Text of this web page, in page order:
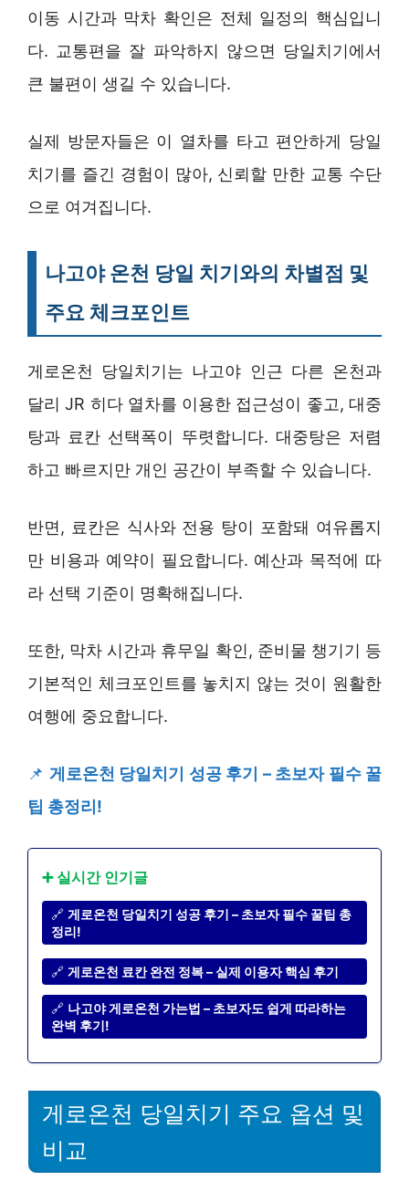
이동 시간과 막차 확인은 전체 일정의 핵심입니
다. 교통편을 잘 파악하지 않으면 당일치기에서
큰 불편이 생길 수 있습니다.
실제 방문자들은 이 열차를 타고 편안하게 당일
치기를 즐긴 경험이 많아, 신뢰할 만한 교통 수단
으로 여겨집니다.
나고야 온천 당일 치기와의 차별점 및
주요 체크포인트
게로온천 당일치기는 나고야 인근 다른 온천과
달리 JR 히다 열차를 이용한 접근성이 좋고, 대중
탕과 료칸 선택폭이 뚜렷합니다. 대중탕은 저렴
하고 빠르지만 개인 공간이 부족할 수 있습니다.
반면, 료칸은 식사와 전용 탕이 포함돼 여유롭지
만 비용과 예약이 필요합니다. 예산과 목적에 따
라 선택 기준이 명확해집니다.
또한, 막차 시간과 휴무일 확인, 준비물 챙기기 등
기본적인 체크포인트를 놓치지 않는 것이 원활한
여행에 중요합니다.
📌 게로온천 당일치기 성공 후기 – 초보자 필수 꿀
팁 총정리!
➕ 실시간 인기글
🔗 게로온천 당일치기 성공 후기 – 초보자 필수 꿀팁 총
정리!
🔗 게로온천 료칸 완전 정복 – 실제 이용자 핵심 후기
🔗 나고야 게로온천 가는법 – 초보자도 쉽게 따라하는
완벽 후기!
게로온천 당일치기 주요 옵션 및
비교